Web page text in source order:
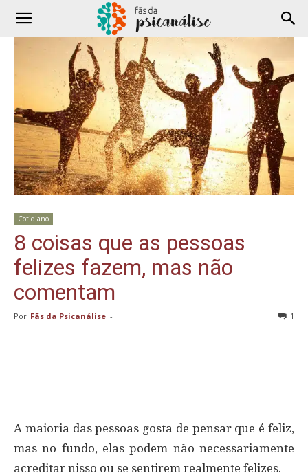
Cotidiano
8 coisas que as pessoas
felizes fazem, mas não
comentam
Por Fãs da Psicanálise - 1
A maioria das pessoas gosta de pensar que é feliz,
mas no fundo, elas podem não necessariamente
acreditar nisso ou se sentirem realmente felizes.